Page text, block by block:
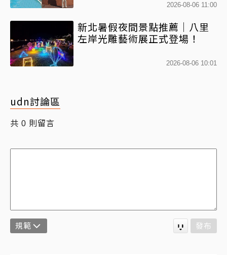
2026-08-06 11:00
新北暑假夜間景點推薦｜八里
左岸光雕藝術展正式登場！
2026-08-06 10:01
udn討論區
共 0 則留言
規範 發布